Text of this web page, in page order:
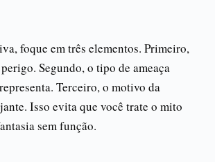
foque em três elementos. Primeiro,
Segundo, o tipo de ameaça
Terceiro, o motivo da
Isso evita que você trate o mito
sem função.